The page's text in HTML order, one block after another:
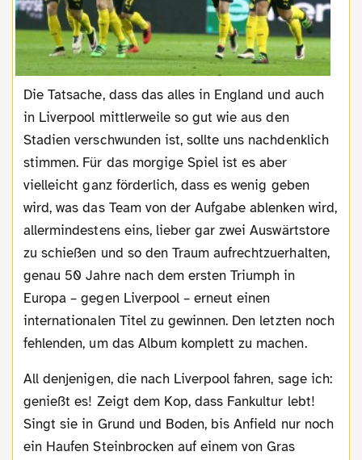
Die Tatsache, dass das alles in England und auch
in Liverpool mittlerweile so gut wie aus den
Stadien verschwunden ist, sollte uns nachdenklich
stimmen. Für das morgige Spiel ist es aber
vielleicht ganz förderlich, dass es wenig geben
wird, was das Team von der Aufgabe ablenken wird,
allermindestens eins, lieber gar zwei Auswärtstore
zu schießen und so den Traum aufrechtzuerhalten,
genau 50 Jahre nach dem ersten Triumph in
Europa – gegen Liverpool – erneut einen
internationalen Titel zu gewinnen. Den letzten noch
fehlenden, um das Album komplett zu machen.
All denjenigen, die nach Liverpool fahren, sage ich:
genießt es! Zeigt dem Kop, dass Fankultur lebt!
Singt sie in Grund und Boden, bis Anfield nur noch
ein Haufen Steinbrocken auf einem von Gras